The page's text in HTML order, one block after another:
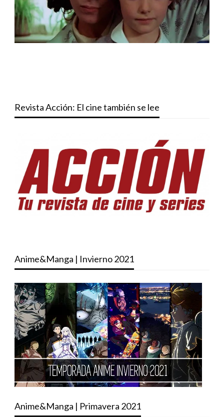
Revista Acción: El cine también se lee
Anime&Manga | Invierno 2021
Anime&Manga | Primavera 2021